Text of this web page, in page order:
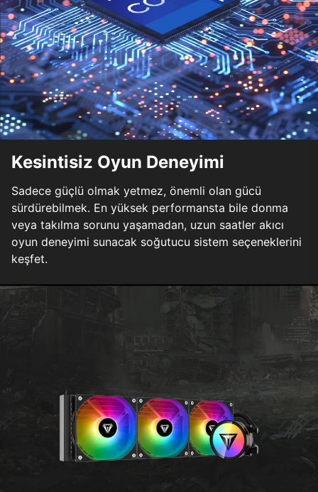
Kesintisiz Oyun Deneyimi
Sadece güçlü olmak yetmez, önemli olan gücü
sürdürebilmek. En yüksek performansta bile donma
veya takılma sorunu yaşamadan, uzun saatler akıcı
oyun deneyimi sunacak soğutucu sistem seçeneklerini
keşfet.